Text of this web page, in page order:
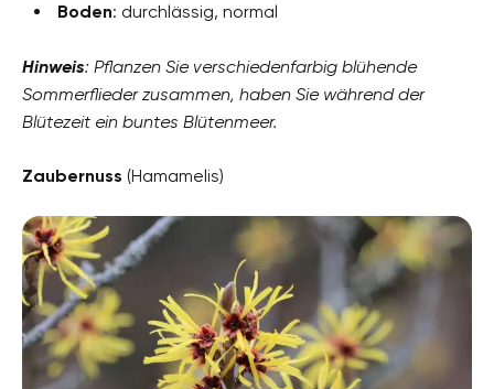
Boden: durchlässig, normal
Hinweis: Pflanzen Sie verschiedenfarbig blühende
Sommerflieder zusammen, haben Sie während der
Blütezeit ein buntes Blütenmeer.
Zaubernuss (Hamamelis)